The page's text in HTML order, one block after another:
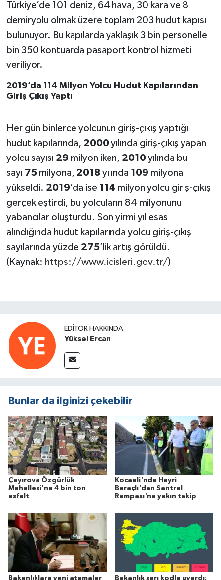
Türkiye’de 101 deniz, 64 hava, 30 kara ve 8
demiryolu olmak üzere toplam 203 hudut kapısı
bulunuyor. Bu kapılarda yaklaşık 3 bin personelle
bin 350 kontuarda pasaport kontrol hizmeti
veriliyor.
2019’da 114 Milyon Yolcu Hudut Kapılarından
Giriş Çıkış Yaptı
Her gün binlerce yolcunun giriş-çıkış yaptığı
hudut kapılarında, 2000 yılında giriş-çıkış yapan
yolcu sayısı 29 milyon iken, 2010 yılında bu
sayı 75milyona, 2018yılında 109 milyona
yükseldi. 2019’da ise 114 milyon yolcu giriş-çıkış
gerçekleştirdi, bu yolcuların 84 milyonunu
yabancılar oluşturdu. Son yirmi yıl esas
alındığında hudut kapılarında yolcu giriş-çıkış
sayılarında yüzde 275’lik artış görüldü.
(Kaynak: https://www.icisleri.gov.tr/)
EDITÖR HAKKINDA
Yüksel Ercan
Bunlar da ilginizi çekebilir
Çayırova Özgürlük
Mahallesi'ne 4 bin ton
asfalt
Kocaeli'nde Hayri
Baraçlı'dan Santral
Rampası'na yakın takip
Bakanlıklara yeni atamalar Bakanlık sarı kodla uyardı: